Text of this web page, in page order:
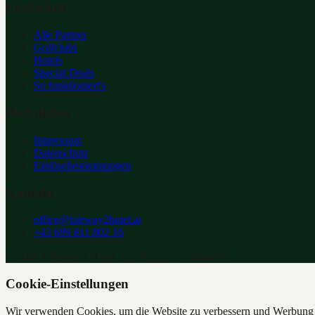
Alle Partner
Golfclubs
Hotels
Special Deals
So funktioniert's
Impressum
Datenschutz
Einlösebestimmungen
office@fairway2hotel.at
+43 699 811 802 16
Cookie-Einstellungen
Wir verwenden Cookies, um die Website zu verbessern und